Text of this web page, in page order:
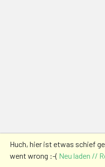
Huch, hier ist etwas schief
went wrong :-( Neu laden //